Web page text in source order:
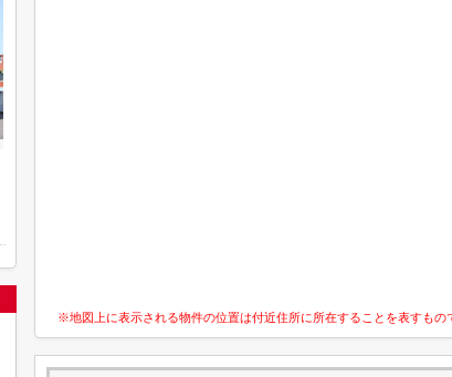
※地図上に表示される物件の位置は付近住所に所在することを表すもの